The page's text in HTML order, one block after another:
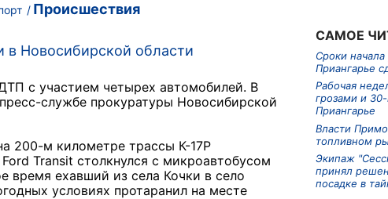
Происшествия
Новосибирской области
с участием четырех автомобилей. В
службе прокуратуры Новосибирской
200-м километре трассы К-17Р
Transit столкнулся с микроавтобусом
время ехавший из села Кочки в село
условиях протаранил на месте
САМОЕ
Сроки
Приангарье
Рабочая
грозами и
Приангарье
Власти
топливном
Экипаж
принял
посадке в